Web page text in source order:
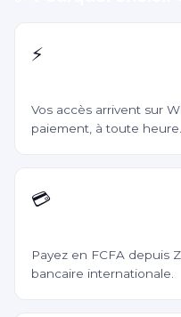
⚡
Vos accès arrivent sur
paiement, à toute heure.
💳
Payez en FCFA depuis
bancaire internationale.